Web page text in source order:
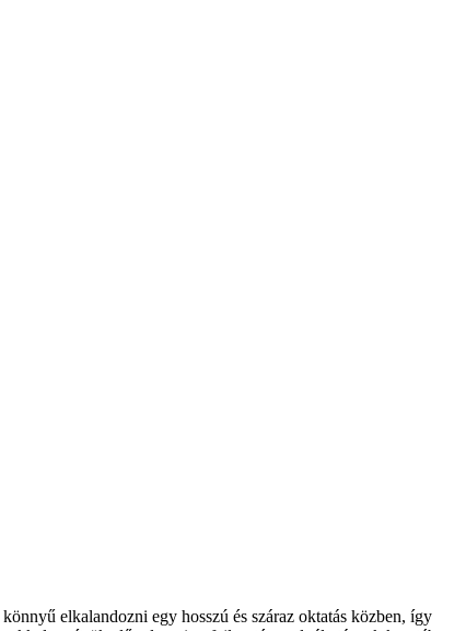
elkalandozni egy hosszú és száraz oktatás közben, így